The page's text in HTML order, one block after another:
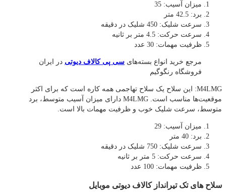
میزان آسیب: 35
برد: 42.5 متر
سرعت شلیک: 450 شلیک در دقیقه
سرعت حرکت: 4.5 متر بر ثانیه
ظرفیت مهمات: 30 عدد
مرجع خرید انواع بسته‌های سی پی کالاف دیوتی در ایران
فروشگاه رنگوگیم
M4LMG: این سلاح یک سلاح تهاجمی همه کاره است که برای اکثر
موقعیت‌ها مناسب است. M4LMG دارای میزان آسیب متوسط، برد
متوسط، سرعت شلیک خوب و ظرفیت مهمات بالا است.
میزان آسیب: 29
برد: 40 متر
سرعت شلیک: 750 شلیک در دقیقه
سرعت حرکت: 5 متر بر ثانیه
ظرفیت مهمات: 100 عدد
سلاح های تک تیرانداز کالاف دیوتی موبایل